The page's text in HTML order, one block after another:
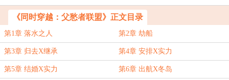
《同时穿越：父愁者联盟》正文目录
第1章 落水之人 第2章 劫船
第3章 归去X继承 第4章 安排X实力
第5章 结婚X实力 第6章 出航X冬岛